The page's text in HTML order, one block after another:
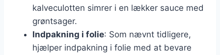
kalveculotten simrer i en lækker sauce med
grøntsager.
Indpakning i folie: Som nævnt tidligere,
hjælper indpakning i folie med at bevare